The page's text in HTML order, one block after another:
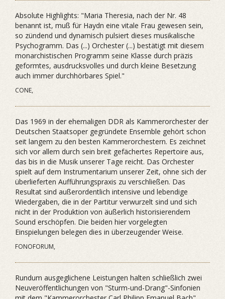
Absolute Highlights: "Maria Theresia, nach der Nr. 48
benannt ist, muß für Haydn eine vitale Frau gewesen sein,
so zündend und dynamisch pulsiert dieses musikalische
Psychogramm. Das (...) Orchester (...) bestätigt mit diesem
monarchistischen Programm seine Klasse durch präzis
geformtes, ausdrucksvolles und durch kleine Besetzung
auch immer durchhörbares Spiel."
CONE,
Das 1969 in der ehemaligen DDR als Kammerorchester der
Deutschen Staatsoper gegründete Ensemble gehört schon
seit langem zu den besten Kammerorchestern. Es zeichnet
sich vor allem durch sein breit gefächertes Repertoire aus,
das bis in die Musik unserer Tage reicht. Das Orchester
spielt auf dem Instrumentarium unserer Zeit, ohne sich der
überlieferten Aufführungspraxis zu verschließen. Das
Resultat sind außerordentlich intensive und lebendige
Wiedergaben, die in der Partitur verwurzelt sind und sich
nicht in der Produktion von äußerlich historisierendem
Sound erschöpfen. Die beiden hier vorgelegten
Einspielungen belegen dies in überzeugender Weise.
FONOFORUM,
Rundum ausgeglichene Leistungen halten schließlich zwei
Neuveröffentlichungen von "Sturm-und-Drang"-Sinfonien